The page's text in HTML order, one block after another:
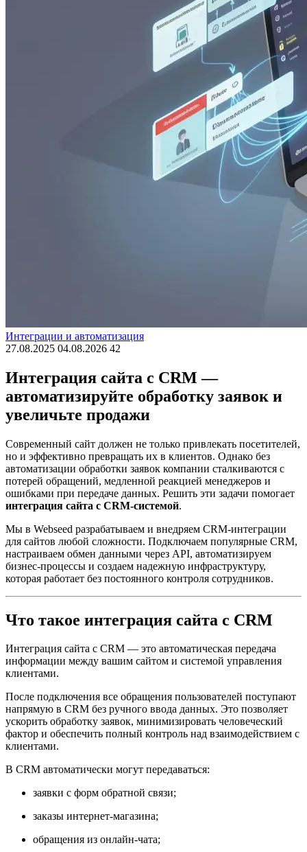
Интеграции и автоматизация
27.08.2025 04.08.2026 42
Интеграция сайта с CRM —
автоматизируйте обработку заявок и
увеличьте продажи
Современный сайт должен не только привлекать посетителей,
но и эффективно превращать их в клиентов. Однако без
автоматизации обработки заявок компании сталкиваются с
потерей обращений, медленной реакцией менеджеров и
ошибками при передаче данных. Решить эти задачи помогает
интеграция сайта с CRM-системой.
Мы в Webseed разрабатываем и внедряем CRM-интеграции
для сайтов любой сложности. Подключаем популярные CRM,
настраиваем обмен данными через API, автоматизируем
бизнес-процессы и создаем надежную инфраструктуру,
которая работает без постоянного контроля сотрудников.
Что такое интеграция сайта с CRM
Интеграция сайта с CRM — это автоматическая передача
информации между вашим сайтом и системой управления
клиентами.
После подключения все обращения пользователей поступают
напрямую в CRM без ручного ввода данных. Это позволяет
ускорить обработку заявок, минимизировать человеческий
фактор и обеспечить полный контроль над взаимодействием с
клиентами.
В CRM автоматически могут передаваться:
заявки с форм обратной связи;
заказы интернет-магазина;
обращения из онлайн-чата;